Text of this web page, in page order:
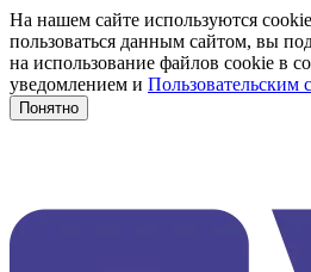
На нашем сайте используются
пользоваться данным сайтом, вы
на использование файлов cookie в
уведомлением и Пользовательским
Понятно